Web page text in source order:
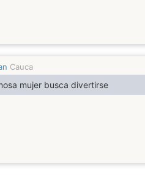
Cauca
mujer busca divertirse